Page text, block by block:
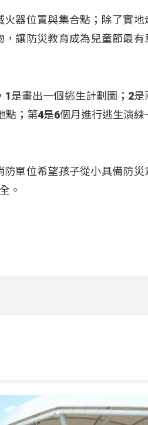
器位置與集合點；除了實地
讓防災教育成為兒童節最有
是畫出一個逃生計劃圖；2是
點；第4是6個月進行逃生演練
單位希望孩子從小具備防災
。